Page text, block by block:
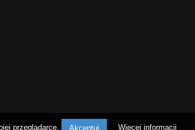
przeglądarce. Akceptuj Więcej informacji